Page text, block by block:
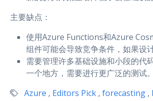
主要缺点：
使用Azure Functions和Azure
组件可能会导致竞争条件，如果设
需要管理许多基础设施和小段的代
一个地方，需要进行更广泛的测试。
Azure , Editors Pick , forecasting ,